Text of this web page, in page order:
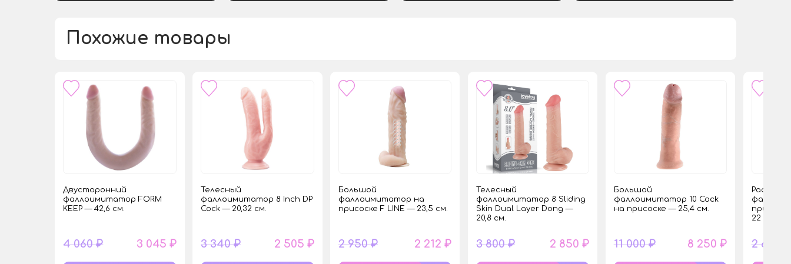
Похожие товары
Двусторонний
фаллоимитатор FORM
KEEP — 42,6 см.
4 060 ₽ 3 045 ₽
Телесный
фаллоимитатор 8 Inch DP
Cock — 20,32 см.
3 340 ₽ 2 505 ₽
Большой
фаллоимитатор на
присоске F LINE — 23,5 см.
2 950 ₽ 2 212 ₽
Телесный
фаллоимитатор 8 Sliding
Skin Dual Layer Dong —
20,8 см.
3 800 ₽ 2 850 ₽
Большой
фаллоимитатор 10 Cock
на присоске — 25,4 см.
11 000 ₽ 8 250 ₽
22 см.
2 687 ₽